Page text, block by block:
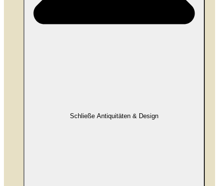
Schließe Antiquitäten & Design